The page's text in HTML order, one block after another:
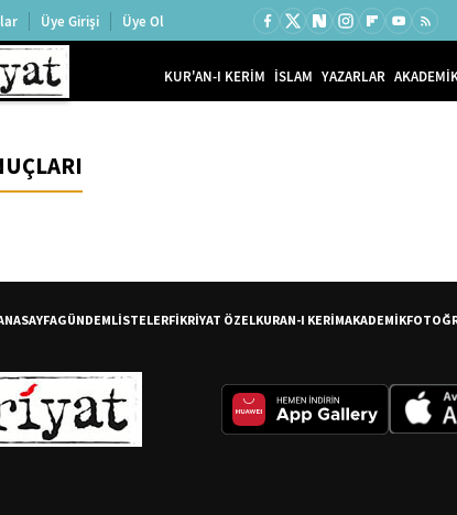
Üye Girişi Üye Ol
KUR'AN-I KERİM İSLAM YAZARLAR
GÜNDEMLİSTELERFİKRİYAT ÖZELKURAN-I KERİMAKADEMİK